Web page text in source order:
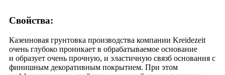
Свойства:
Казеиновая грунтовка производства компании Kreidezeit
очень глубоко проникает в обрабатываемое основание
и образует очень прочную, и эластичную связб основания с
финишным декоративным покрытием. При этом